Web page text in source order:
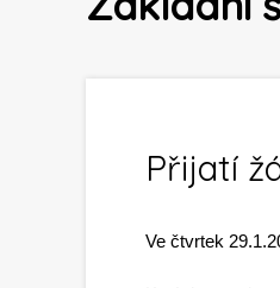
Přijatí
Ve čtvrtek